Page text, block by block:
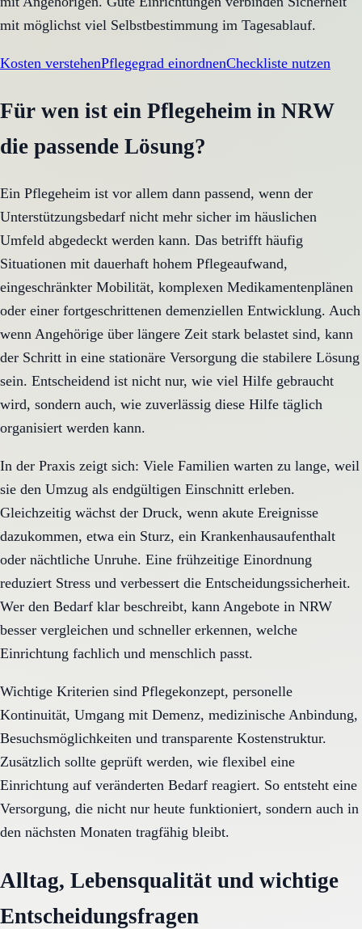
mit möglichst viel Selbstbestimmung im Tagesablauf.
Kosten verstehenPflegegrad einordnenCheckliste nutzen
Für wen ist ein Pflegeheim in NRW
die passende Lösung?
Ein Pflegeheim ist vor allem dann passend, wenn der
Unterstützungsbedarf nicht mehr sicher im häuslichen
Umfeld abgedeckt werden kann. Das betrifft häufig
Situationen mit dauerhaft hohem Pflegeaufwand,
eingeschränkter Mobilität, komplexen Medikamentenplänen
oder einer fortgeschrittenen demenziellen Entwicklung. Auch
wenn Angehörige über längere Zeit stark belastet sind, kann
der Schritt in eine stationäre Versorgung die stabilere Lösung
sein. Entscheidend ist nicht nur, wie viel Hilfe gebraucht
wird, sondern auch, wie zuverlässig diese Hilfe täglich
organisiert werden kann.
In der Praxis zeigt sich: Viele Familien warten zu lange, weil
sie den Umzug als endgültigen Einschnitt erleben.
Gleichzeitig wächst der Druck, wenn akute Ereignisse
dazukommen, etwa ein Sturz, ein Krankenhausaufenthalt
oder nächtliche Unruhe. Eine frühzeitige Einordnung
reduziert Stress und verbessert die Entscheidungssicherheit.
Wer den Bedarf klar beschreibt, kann Angebote in NRW
besser vergleichen und schneller erkennen, welche
Einrichtung fachlich und menschlich passt.
Wichtige Kriterien sind Pflegekonzept, personelle
Kontinuität, Umgang mit Demenz, medizinische Anbindung,
Besuchsmöglichkeiten und transparente Kostenstruktur.
Zusätzlich sollte geprüft werden, wie flexibel eine
Einrichtung auf veränderten Bedarf reagiert. So entsteht eine
Versorgung, die nicht nur heute funktioniert, sondern auch in
den nächsten Monaten tragfähig bleibt.
Alltag, Lebensqualität und wichtige
Entscheidungsfragen